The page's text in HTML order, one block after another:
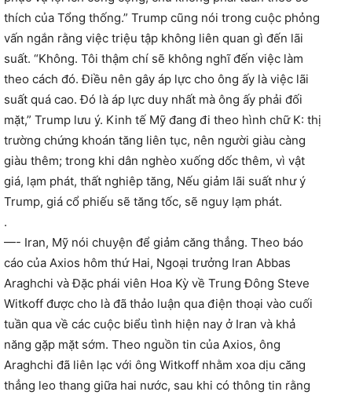
thích của Tổng thống.” Trump cũng nói trong cuộc phỏng
vấn ngắn rằng việc triệu tập không liên quan gì đến lãi
suất. “Không. Tôi thậm chí sẽ không nghĩ đến việc làm
theo cách đó. Điều nên gây áp lực cho ông ấy là việc lãi
suất quá cao. Đó là áp lực duy nhất mà ông ấy phải đối
mặt,” Trump lưu ý. Kinh tế Mỹ đang đi theo hình chữ K: thị
trường chứng khoán tăng liên tục, nên người giàu càng
giàu thêm; trong khi dân nghèo xuống dốc thêm, vì vật
giá, lạm phát, thất nghiêp tăng, Nếu giảm lãi suất như ý
Trump, giá cổ phiếu sẽ tăng tốc, sẽ nguy lạm phát.
.
—- Iran, Mỹ nói chuyện để giảm căng thẳng. Theo báo
cáo của Axios hôm thứ Hai, Ngoại trưởng Iran Abbas
Araghchi và Đặc phái viên Hoa Kỳ về Trung Đông Steve
Witkoff được cho là đã thảo luận qua điện thoại vào cuối
tuần qua về các cuộc biểu tình hiện nay ở Iran và khả
năng gặp mặt sớm. Theo nguồn tin của Axios, ông
Araghchi đã liên lạc với ông Witkoff nhằm xoa dịu căng
thẳng leo thang giữa hai nước, sau khi có thông tin rằng